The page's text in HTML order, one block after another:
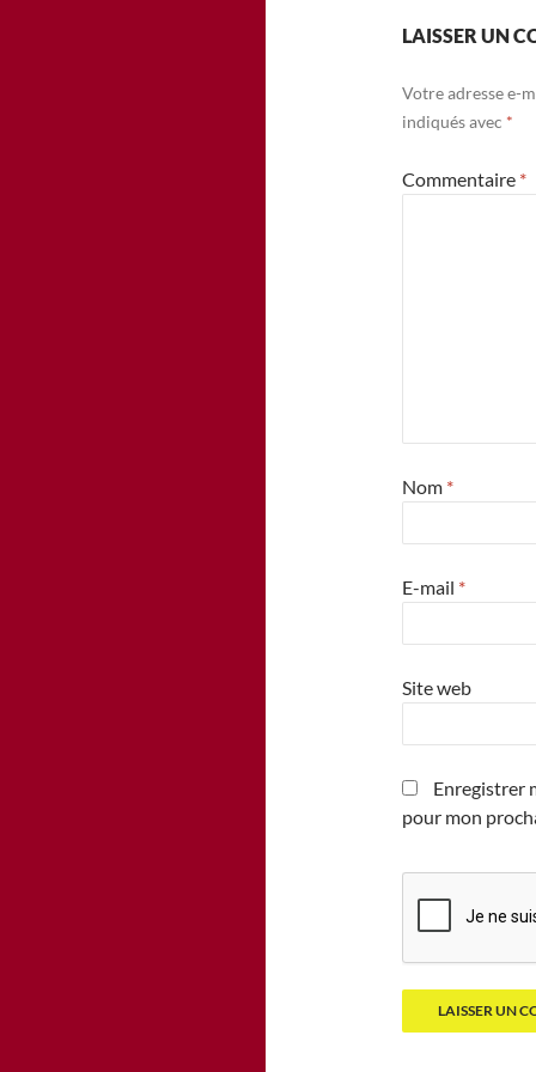
LAISSER UN
Votre adresse e-
indiqués avec *
Commentaire *
Nom *
E-mail *
Site web
Enregistrer
pour mon